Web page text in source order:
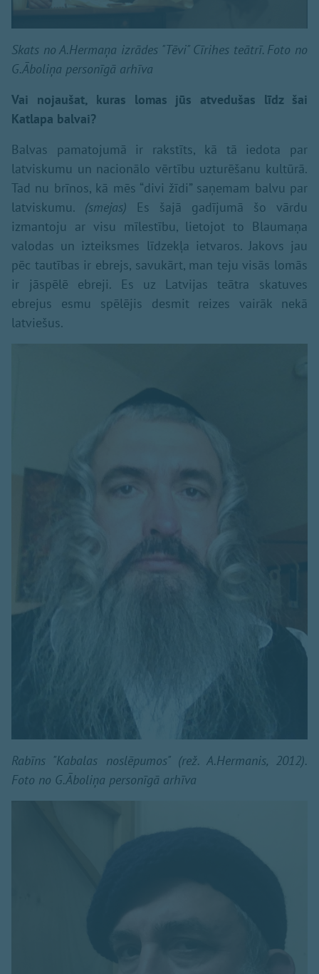
Skats no A.Hermaņa izrādes "Tēvi" Cīrihes teātrī. Foto no
G.Āboliņa personīgā arhīva
Vai nojaušat, kuras lomas jūs atvedušas līdz šai
Katlapa balvai?
Balvas pamatojumā ir rakstīts, kā tā iedota par
latviskumu un nacionālo vērtību uzturēšanu kultūrā.
Tad nu brīnos, kā mēs “divi žīdi” saņemam balvu par
latviskumu. (smejas) Es šajā gadījumā šo vārdu
izmantoju ar visu mīlestību, lietojot to Blaumaņa
valodas un izteiksmes līdzekļa ietvaros. Jakovs jau
pēc tautības ir ebrejs, savukārt, man teju visās lomās
ir jāspēlē ebreji. Es uz Latvijas teātra skatuves
ebrejus esmu spēlējis desmit reizes vairāk nekā
latviešus.
Rabīns "Kabalas noslēpumos" (rež. A.Hermanis, 2012).
Foto no G.Āboliņa personīgā arhīva